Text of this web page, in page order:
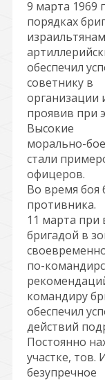
9 марта 1969
порядках
обеспечил
советнику в
организации
проявив при
Высокие
морально-
стали
офицеров.
Во время боя
противника.
11 марта при
бригадой в
по-
командиру
обеспечил
действий
Постоянно
участке, тов.
безупречное